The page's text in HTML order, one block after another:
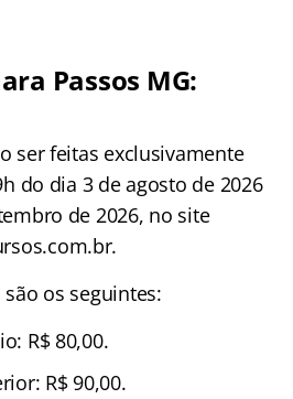
Passos MG:
ser feitas exclusivamente
do dia 3 de agosto de 2026
de 2026, no site
os seguintes:
R$ 80,00.
R$ 90,00.